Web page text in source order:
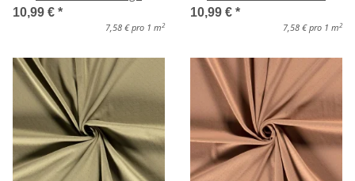
10,99 € *
7,58 € pro 1 m 2
10,99 € *
7,58 € pro 1 m 2